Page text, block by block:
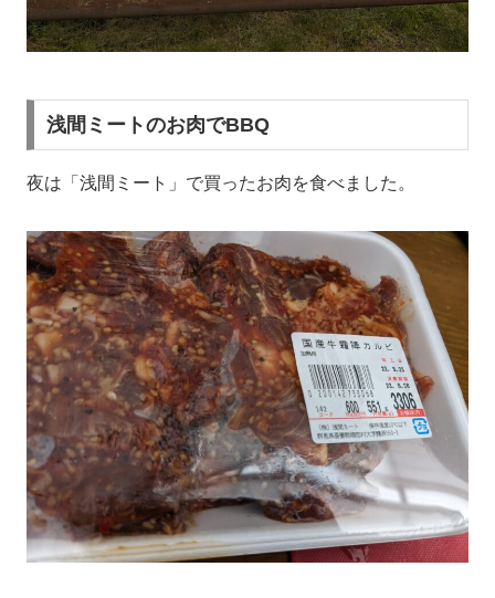
浅間ミートのお肉でBBQ
夜は「浅間ミート」で買ったお肉を食べました。